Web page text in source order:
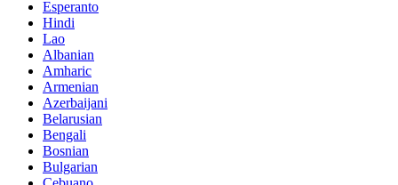
Esperanto
Hindi
Lao
Albanian
Amharic
Armenian
Azerbaijani
Belarusian
Bengali
Bosnian
Bulgarian